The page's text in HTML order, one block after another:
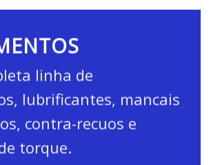
linha de
lubrificantes, mancais
contra-recuos e
torque.